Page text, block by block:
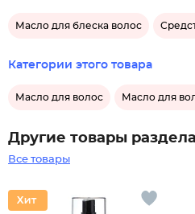
Масло для блеска волос
Категории этого товара
Масло для волос Масло для
Другие товары раздела
Все товары